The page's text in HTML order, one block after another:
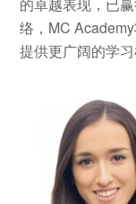
络，MC
提供更广阔的学习